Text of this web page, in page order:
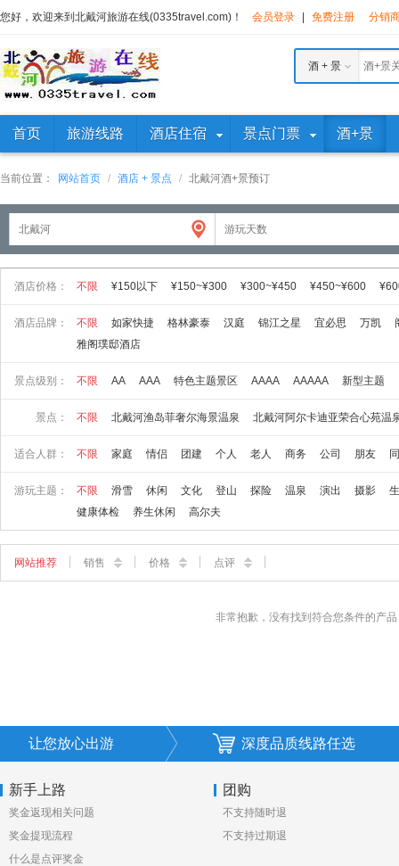
您好，欢迎来到北戴河旅游在线(0335travel.com)！ 会员登录 免费注册 分销
酒 + 景
首页 旅游线路 酒店住宿 景点门票 酒+景
当前位置： 网站首页 / 酒店 + 景点 / 北戴河酒+景预订
酒店价格： 不限 ¥150以下 ¥150~¥300 ¥300~¥450 ¥450~¥600
酒店品牌： 不限 如家快捷 格林豪泰 汉庭 锦江之星 宜必思 万凯
雅阁璞邸酒店
景点级别： 不限 AA AAA 特色主题景区 AAAA AAAAA 新型主题
景点： 不限 北戴河渔岛菲奢尔海景温泉 北戴河阿尔卡迪亚荣合心苑温
适合人群： 不限 家庭 情侣 团建 个人 老人 商务 公司 朋友
游玩主题： 不限 滑雪 休闲 文化 登山 探险 温泉 演出 摄影
健康体检
养生休闲 高尔夫
网站推荐 销售 价格 点评
非常抱歉，没有找到符合您条件的产
让您放心出游 深度品质线路任选
新手上路
奖金返现相关问题
奖金提现流程
什么是点评奖金
团购
不支持随时退
不支持过期退